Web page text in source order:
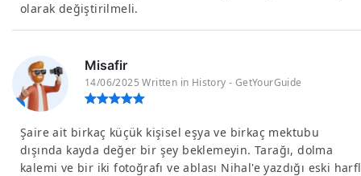
olarak değiştirilmeli.
Misafir
14/06/2025 Written in History - GetYourGuide
Şaire ait birkaç küçük kişisel eşya ve birkaç mektubu
dışında kayda değer bir şey beklemeyin. Tarağı, dolma
kalemi ve bir iki fotoğrafı ve ablası Nihal'e yazdığı eski